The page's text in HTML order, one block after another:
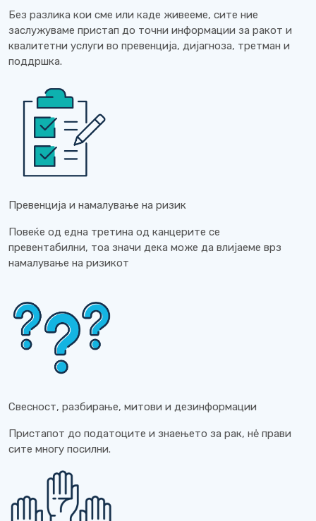
Без разлика кои сме или каде живееме, сите ние
заслужуваме пристап до точни информации за ракот и
квалитетни услуги во превенција, дијагноза, третман и
поддршка.
Превенција и намалување на ризик
Повеќе од една третина од канцерите се
превентабилни, тоа значи дека може да влијаеме врз
намалување на ризикот
Свесност, разбирање, митови и дезинформации
Пристапот до податоците и знаењето за рак, нė прави
сите многу посилни.